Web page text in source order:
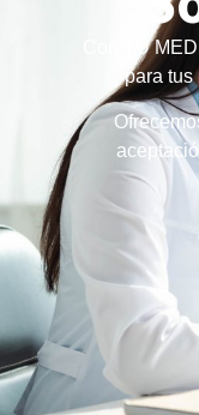
Con TU
para tus